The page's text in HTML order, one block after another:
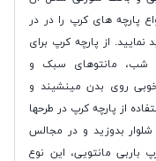
پارچه های کرپ را در در
از پارچه کرپ برای
شب، مانتوهای سبک و
روی بدن مینشیند و
از پارچه کرپ در طرحها
شلوار بدوزید و در مجالس
باربی مانتویی، این نوع